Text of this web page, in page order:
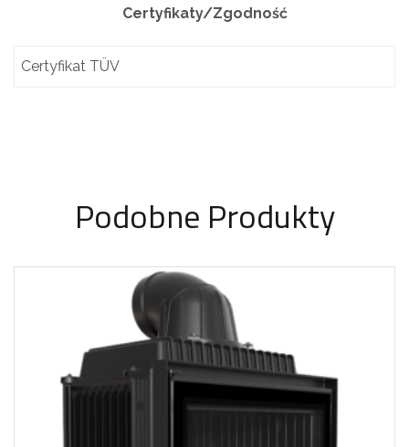
Certyfikaty/Zgodność
Certyfikat TÜV
Podobne Produkty